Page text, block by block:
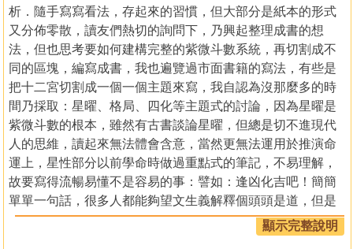
析．隨手寫寫看法，存起來的習慣，但大部分是紙本的形式
又分佈零散，讀友們熱切的詢問下，乃興起整理成書的想
法，但也思考要如何建構完整的紫微斗數系統，再切割成不
同的區塊，編寫成書，我也遍覽過市面書籍的寫法，有些是
把十二宮切割成一個一個主題來寫，我自認為沒那麼多的時
間乃採取：星曜、格局、四化等主題式的討論，因為星曜是
紫微斗數的根本，雖然有古書談論星曜，但總是切不進現代
人的思維，讀起來無法體會含意，當然更無法運用於推演命
運上，星性部分以前學命時做過重點式的筆記，不易理解，
故要寫得流暢易懂不是容易的事：譬如：逢凶化吉吧！簡簡
單單一句話，很多人都能夠望文生義解釋個頭頭是道，但是
總覺得沒有身歷其境的切身感，如果有命例的背景資料來映
襯就會凸顯該句話的意義，所以斷斷續續的寫，都是卡命例
顯示完整說明